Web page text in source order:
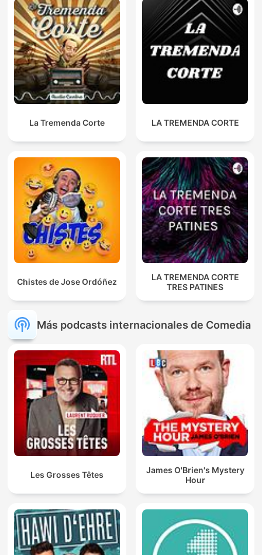
La Tremenda Corte LA TREMENDA CORTE
Chistes de Jose Ordóñez
LA TREMENDA CORTE
TRES PATINES
Más podcasts internacionales de Comedia
Les Grosses Têtes
James O'Brien's Mystery
Hour